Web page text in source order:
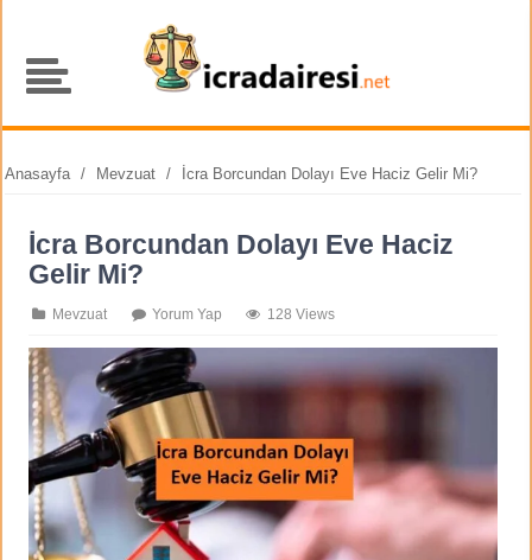
Anasayfa / Mevzuat / İcra Borcundan Dolayı Eve Haciz Gelir Mi?
İcra Borcundan Dolayı Eve Haciz
Gelir Mi?
Mevzuat Yorum Yap 128 Views